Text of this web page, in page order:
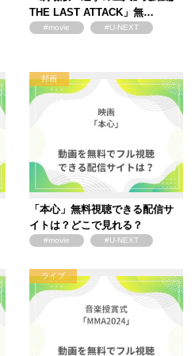
THE LAST ATTACK」無…
#movie #U-NEXT
邦画
「本心」無料視聴できる配信サ
イトは？どこで見れる？
#movie #U-NEXT
ライブ